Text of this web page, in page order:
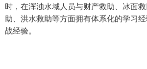
时，在浑浊水域人员与财产救助、冰面
助、洪水救助等方面拥有体系化的学习
战经验。